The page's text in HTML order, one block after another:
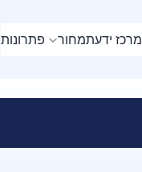
פתרונות תמחורמרכז ידע